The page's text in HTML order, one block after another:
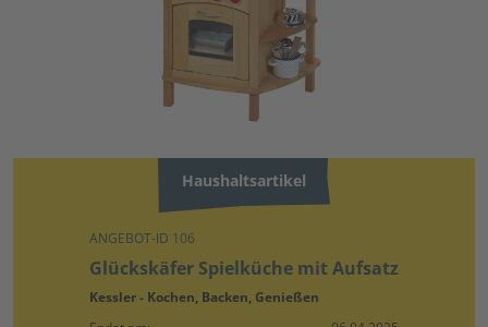
Haushaltsartikel
ANGEBOT-ID 106
Glückskäfer Spielküche mit Aufsatz
Kessler - Kochen, Backen, Genießen